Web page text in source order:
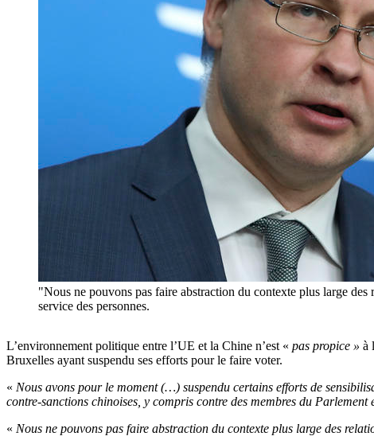
"Nous ne pouvons pas faire abstraction du contexte plus large
service des personnes.
L’environnement politique entre l’UE et la Chine n’est « pas propice » à
Bruxelles ayant suspendu ses efforts pour le faire voter.
« Nous avons pour le moment (…) suspendu certains efforts de
contre-sanctions chinoises, y compris contre des membres du
« Nous ne pouvons pas faire abstraction du contexte plus large des